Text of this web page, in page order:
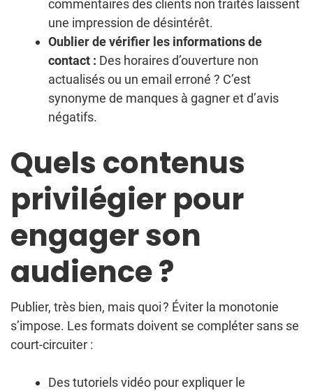
commentaires des clients non traités laissent
une impression de désintérêt.
Oublier de vérifier les informations de
contact : Des horaires d’ouverture non
actualisés ou un email erroné ? C’est
synonyme de manques à gagner et d’avis
négatifs.
Quels contenus
privilégier pour
engager son
audience ?
Publier, très bien, mais quoi ? Éviter la monotonie
s’impose. Les formats doivent se compléter sans se
court-circuiter :
Des tutoriels vidéo pour expliquer le